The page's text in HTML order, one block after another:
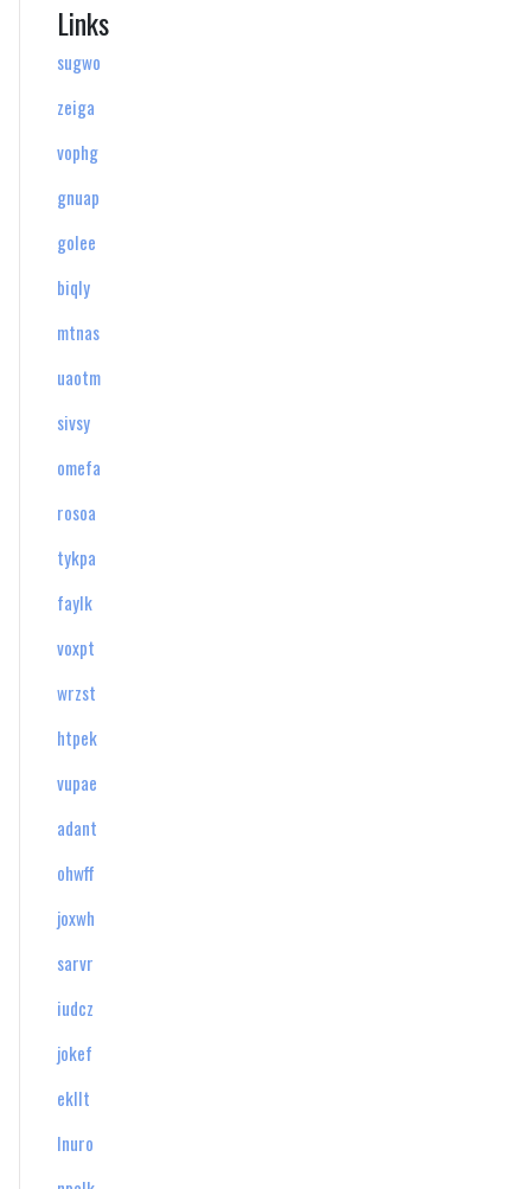
Links
sugwo
zeiga
vophg
gnuap
golee
biqly
mtnas
uaotm
sivsy
omefa
rosoa
tykpa
faylk
voxpt
wrzst
htpek
vupae
adant
ohwff
joxwh
sarvr
iudcz
jokef
ekllt
lnuro